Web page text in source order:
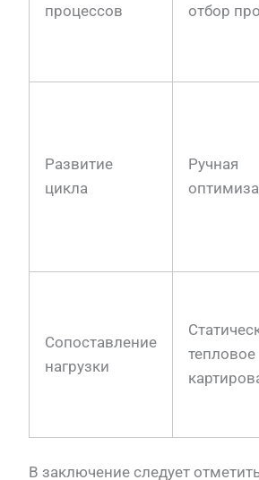
процессов
отбор
Развитие
цикла
Ручная
Сопоставление
нагрузки
тепловое
В заключение следует